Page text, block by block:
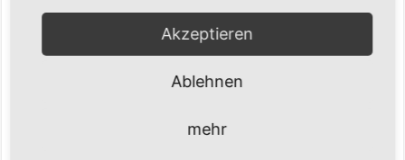
Akzeptieren
Ablehnen
mehr